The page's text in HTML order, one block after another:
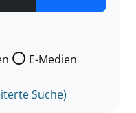
der Sie suchen wollen.
E-Medien
Suche)